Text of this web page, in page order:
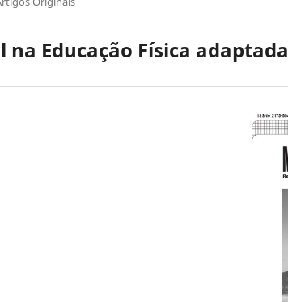
Educação Física adaptada